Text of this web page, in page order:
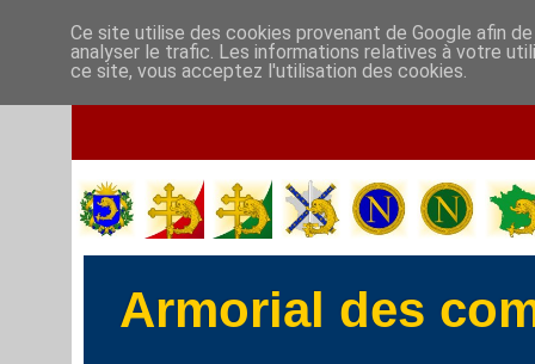
Armorial des
Ce site utilise des cookies provenant de Google afin
analyser le trafic. Les informations relatives à votre
ce site, vous acceptez l'utilisation des cookies.